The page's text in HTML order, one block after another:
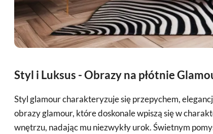
Styl i Luksus - Obrazy na płótnie
Styl glamour charakteryzuje się przepychem,
obrazy glamour, które doskonale wpiszą się w
wnętrzu, nadając mu niezwykły urok. Świetnym